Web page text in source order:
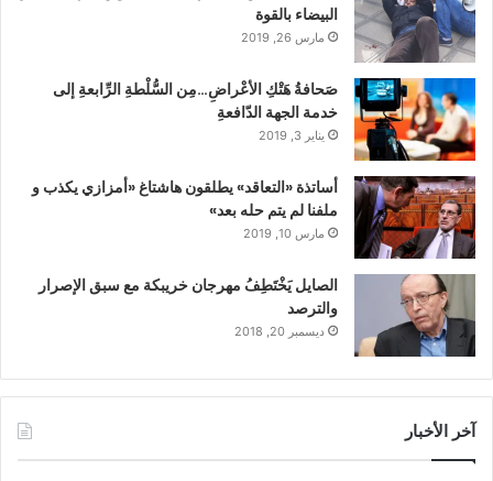
البيضاء بالقوة
مارس 26, 2019
صَحافةُ هَتْكِ الأعْراضِ…مِن السُّلْطةِ الرِّابعةِ إلى
خدمة الجهة الدّافعةِ
يناير 3, 2019
أساتذة «التعاقد» يطلقون هاشتاغ «أمزازي يكذب و
ملفنا لم يتم حله بعد»
مارس 10, 2019
الصايل يَخْتَطِفُ مهرجان خريبكة مع سبق الإصرار
والترصد
ديسمبر 20, 2018
آخر الأخبار